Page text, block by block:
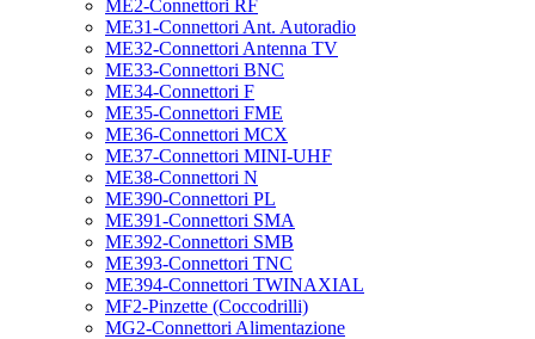
ME2-Connettori RF
ME31-Connettori Ant. Autoradio
ME32-Connettori Antenna TV
ME33-Connettori BNC
ME34-Connettori F
ME35-Connettori FME
ME36-Connettori MCX
ME37-Connettori MINI-UHF
ME38-Connettori N
ME390-Connettori PL
ME391-Connettori SMA
ME392-Connettori SMB
ME393-Connettori TNC
ME394-Connettori TWINAXIAL
MF2-Pinzette (Coccodrilli)
MG2-Connettori Alimentazione